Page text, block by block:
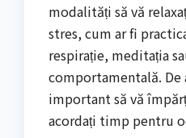
modalități să vă
stres, cum ar fi
respirație, meditația
comportamentală. De
important să vă
acordați timp pentru